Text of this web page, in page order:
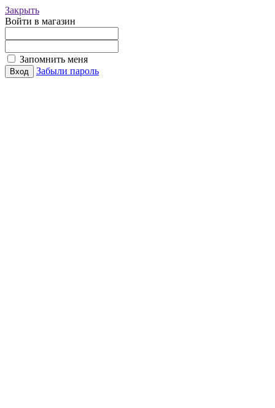
Закрыть
Войти в магазин
Запомнить меня
Забыли пароль